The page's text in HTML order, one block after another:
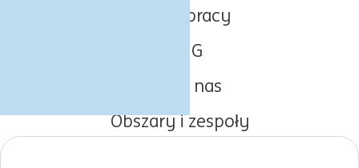
Oferty pracy
O ING
Poznaj nas
Obszary i zespoły